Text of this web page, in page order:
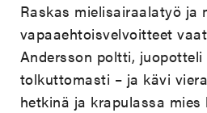
Raskas mielisairaalatyö ja
vapaaehtoisvelvoitteet
Andersson poltti, juopotteli
tolkuttomasti – ja kävi
hetkinä ja krapulassa